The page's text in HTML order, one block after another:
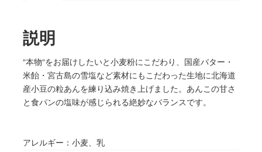
ン
個
説明
“本物“をお届けしたいと小麦粉にこだわり、国産バター・
米飴・宮古島の雪塩など素材にもこだわった生地に北海道
産小豆の粒あんを練り込み焼き上げました。あんこの甘さ
と食パンの塩味が感じられる絶妙なバランスです。
アレルギー：小麦、乳